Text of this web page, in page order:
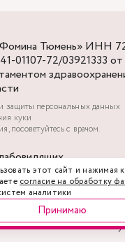
Тюмень» ИНН
01107-72/03921333 от
защиты персональных данных
куки
посоветуйтесь с врачом.
этот сайт и нажимая
согласие на обработку
аналитики
Принимаю
Запись